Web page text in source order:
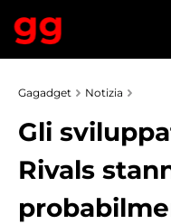
Gagadget Notizia
Gli
Rivals